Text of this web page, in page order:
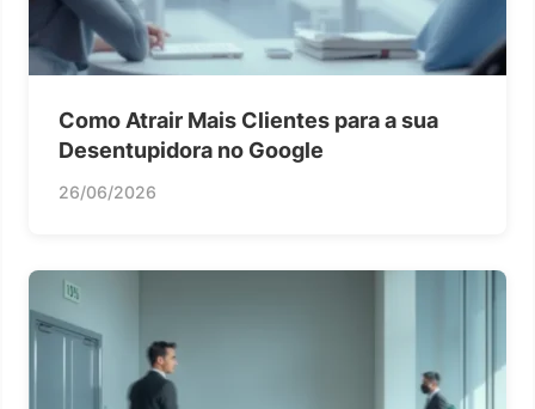
Como Atrair Mais Clientes para a sua
Desentupidora no Google
26/06/2026